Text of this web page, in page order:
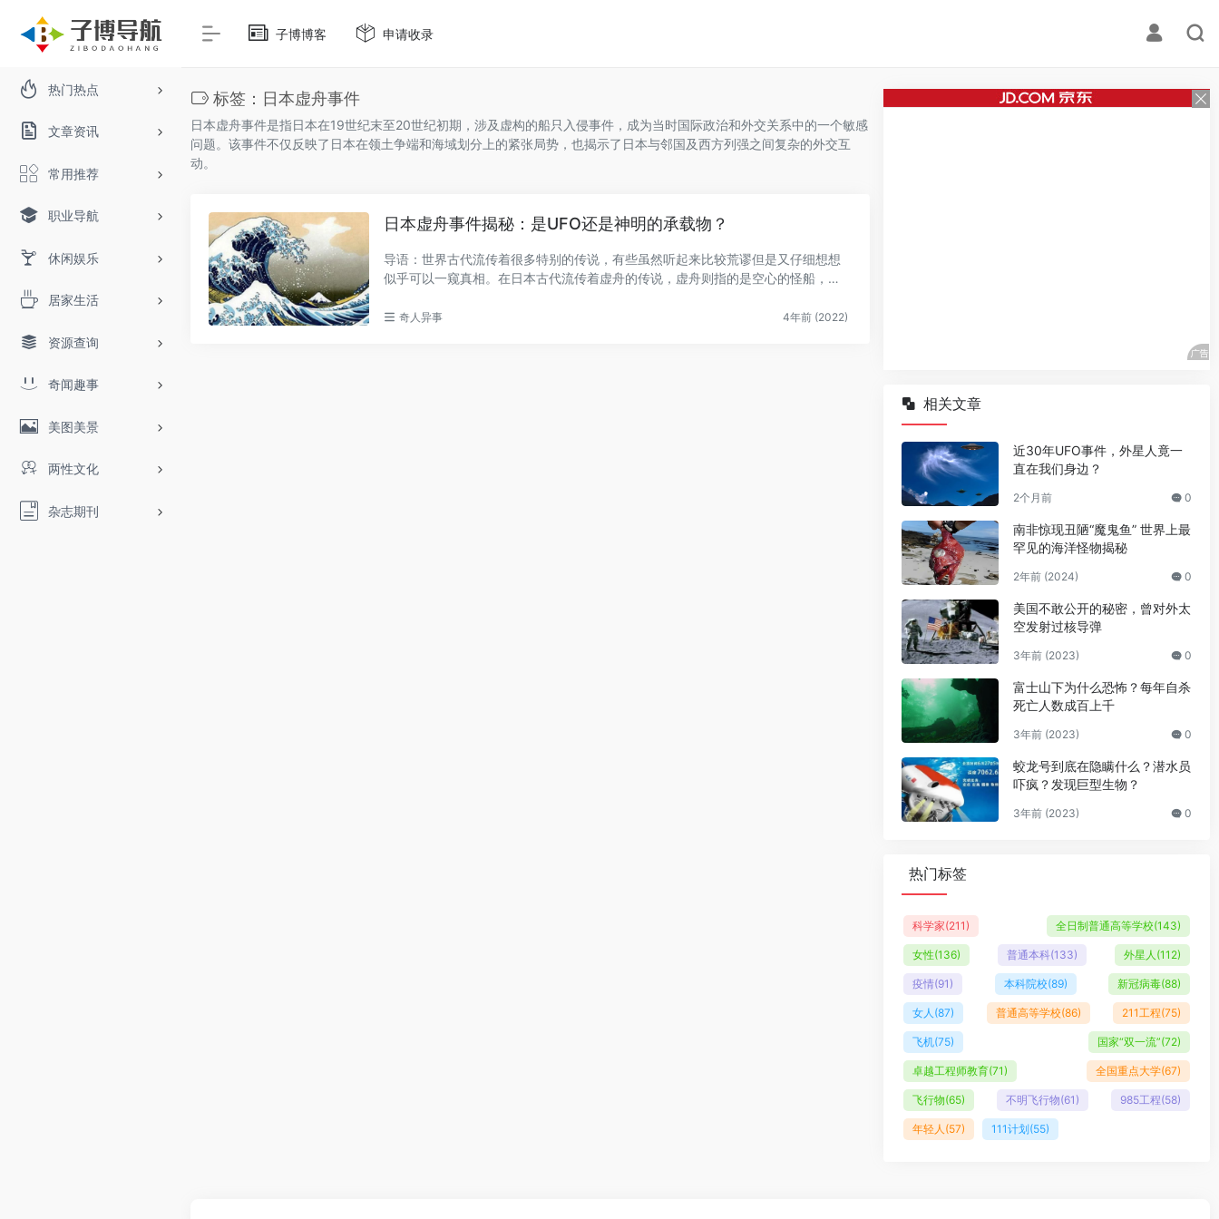
热门热点
文章资讯
常用推荐
职业导航
休闲娱乐
居家生活
资源查询
奇闻趣事
美图美景
两性文化
杂志期刊
子博博客 申请收录
标签：日本虚舟事件
日本虚舟事件是指日本在19世纪末至20世纪初期，涉及虚构的船只入侵事件，成为当时国际政治和外交关系中的一个敏感
问题。该事件不仅反映了日本在领土争端和海域划分上的紧张局势，也揭示了日本与邻国及西方列强之间复杂的外交互
动。
日本虚舟事件揭秘：是UFO还是神明的承载物？
导语：世界古代流传着很多特别的传说，有些虽然听起来比较荒谬但是又仔细想想
似乎可以一窥真相。在日本古代流传着虚舟的传说，虚舟则指的是空心的怪船，虚
奇人异事 4年前 (2022)
相关文章
近30年UFO事件，外星人竟一
直在我们身边？
2个月前 0
南非惊现丑陋“魔鬼鱼” 世界上最
罕见的海洋怪物揭秘
2年前 (2024) 0
美国不敢公开的秘密，曾对外太
空发射过核导弹
3年前 (2023) 0
富士山下为什么恐怖？每年自杀
死亡人数成百上千
3年前 (2023) 0
蛟龙号到底在隐瞒什么？潜水员
吓疯？发现巨型生物？
3年前 (2023) 0
热门标签
科学家(211) 全日制普通高等学校(143)
女性(136) 普通本科(133) 外星人 (112)
疫情(91) 本科院校(89) 新冠病毒(88)
女人 (87) 普通高等学校(86) 211工程(75)
飞机(75) 国家“双一流”(72)
卓越工程师教育(71) 全国重点大学(67)
飞行物(65) 不明飞行物(61) 985工程(58)
年轻人 (57) 111计划(55)